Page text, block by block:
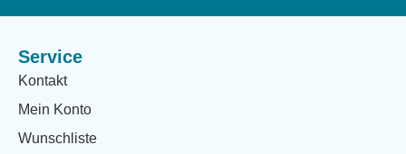
Service
Kontakt
Mein Konto
Wunschliste